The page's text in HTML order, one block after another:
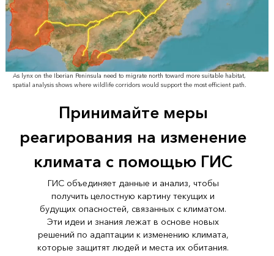
As lynx on the Iberian Peninsula need to migrate north toward more suitable habitat,
spatial analysis shows where wildlife corridors would support the most efficient path.
Принимайте меры
реагирования на изменение
климата с помощью ГИС
ГИС объединяет данные и анализ, чтобы
получить целостную картину текущих и
будущих опасностей, связанных с климатом.
Эти идеи и знания лежат в основе новых
решений по адаптации к изменению климата,
которые защитят людей и места их обитания.